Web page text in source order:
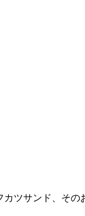
カツサンド、その